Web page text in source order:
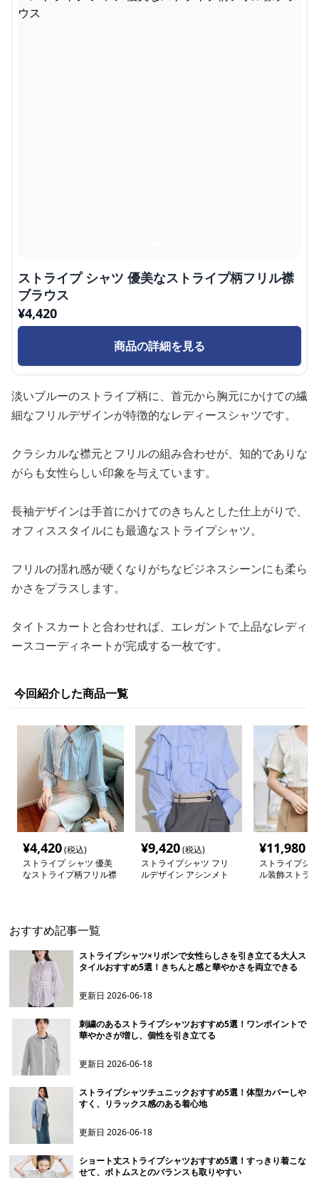
ストライプ シャツ 優美なストライプ柄フリル襟
ブラウス
¥4,420
商品の詳細を見る
淡いブルーのストライプ柄に、首元から胸元にかけての繊
細なフリルデザインが特徴的なレディースシャツです。
クラシカルな襟元とフリルの組み合わせが、知的でありな
がらも女性らしい印象を与えています。
長袖デザインは手首にかけてのきちんとした仕上がりで、
オフィススタイルにも最適なストライプシャツ。
フリルの揺れ感が硬くなりがちなビジネスシーンにも柔ら
かさをプラスします。
タイトスカートと合わせれば、エレガントで上品なレディ
ースコーディネートが完成する一枚です。
今回紹介した商品一覧
¥4,420(税込)
ストライプ シャツ 優美
なストライプ柄フリル襟
¥9,420(税込)
ストライプシャツ フリ
ルデザイン アシンメト
¥11,980
ストライプシ
ル装飾ストラ
おすすめ記事一覧
ストライプシャツ×リボンで女性らしさを引き立てる大人ス
タイルおすすめ5選！きちんと感と華やかさを両立できる
更新日2026-06-18
刺繍のあるストライプシャツおすすめ5選！ワンポイントで
華やかさが増し、個性を引き立てる
更新日2026-06-18
ストライプシャツチュニックおすすめ5選！体型カバーしや
すく、リラックス感のある着心地
更新日2026-06-18
ショート丈ストライプシャツおすすめ5選！すっきり着こな
せて、ボトムスとのバランスも取りやすい